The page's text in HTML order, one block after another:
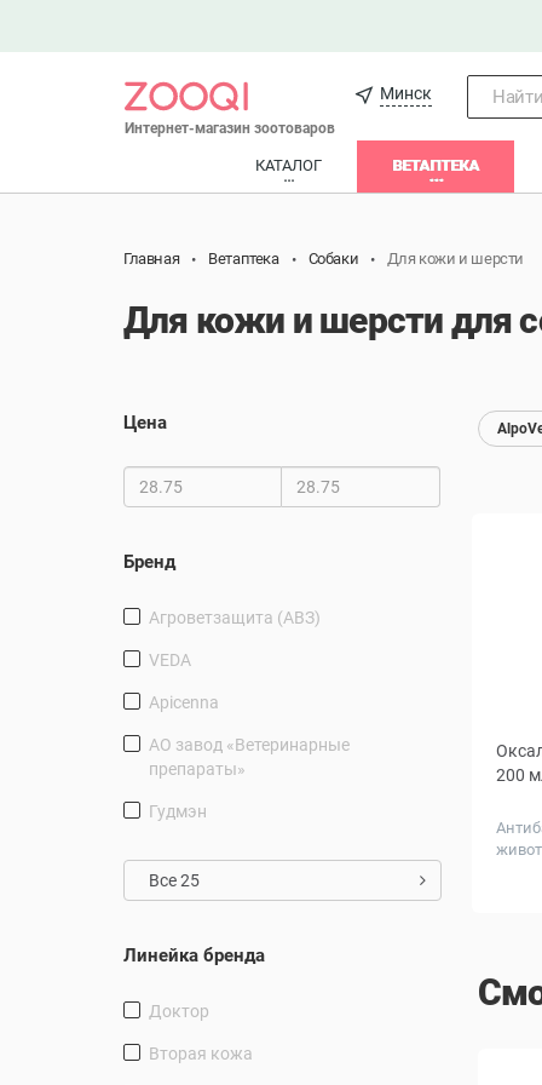
Интернет-магазин зоотоваров
Минск
КАТАЛОГ ВЕТАПТЕКА
Главная Ветаптека Собаки Для кожи и шерсти
Для кожи и шерсти для
Цена
Бренд
Агроветзащита (АВЗ)
VEDA
Apicenna
АО завод «Ветеринарные
препараты»
Гудмэн
Все 25
Линейка бренда
Доктор
Вторая кожа
200